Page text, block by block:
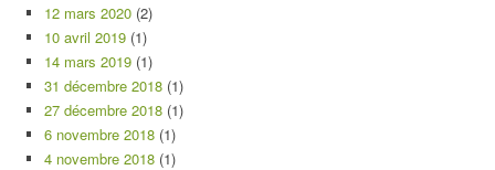
12 mars 2020 (2)
10 avril 2019 (1)
14 mars 2019 (1)
31 décembre 2018 (1)
27 décembre 2018 (1)
6 novembre 2018 (1)
4 novembre 2018 (1)